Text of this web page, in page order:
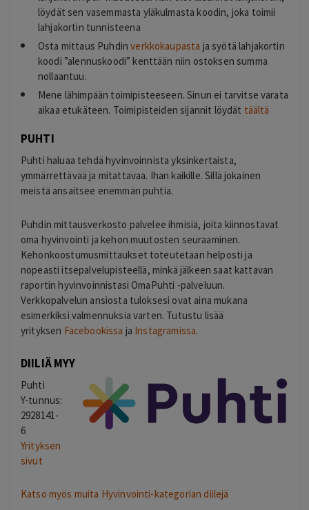
löydät sen vasemmasta yläkulmasta koodin, joka toimii
lahjakortin tunnisteena
Osta mittaus Puhdinverkkokaupasta ja syötä lahjakortin
koodi ”alennuskoodi” kenttään niin ostoksen summa
nollaantuu.
Mene lähimpään toimipisteeseen. Sinun ei tarvitse varata
aikaa etukäteen. Toimipisteiden sijannit löydät täältä
PUHTI
Puhti haluaa tehdä hyvinvoinnista yksinkertaista,
ymmärrettävää ja mitattavaa. Ihan kaikille. Sillä jokainen
meistä ansaitsee enemmän puhtia.
Puhdin mittausverkosto palvelee ihmisiä, joita kiinnostavat
oma hyvinvointi ja kehon muutosten seuraaminen.
Kehonkoostumusmittaukset toteutetaan helposti ja
nopeasti itsepalvelupisteellä, minkä jälkeen saat kattavan
raportin hyvinvoinnistasi OmaPuhti -palveluun.
Verkkopalvelun ansiosta tuloksesi ovat aina mukana
esimerkiksi valmennuksia varten. Tutustu lisää
yrityksen Facebookissa ja Instagramissa.
DIILIÄ MYY
Puhti
Y-tunnus:
2928141-
6
Yrityksen
sivut
Katso myös muita Hyvinvointi-kategorian diilejä